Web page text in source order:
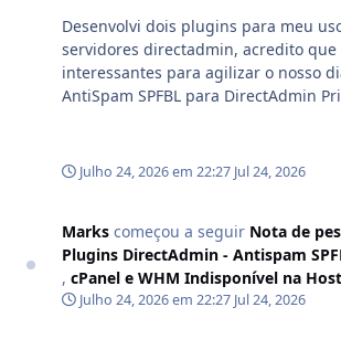
Desenvolvi dois plugins para meu
servidores directadmin, acredito que
interessantes para agilizar o nosso dia a dia.
AntiSpam SPFBL para DirectAdmin
apresentados. Visualização dos
diretamente pela interface.
Seleção entre os domínios
Detecção automática do hostname
Configuração e teste das credenciais
Julho 24, 2026 em 22:27 Jul 24, 2026
Marks começou a seguir Nota de
Plugins DirectAdmin - Antispam
, cPanel e WHM Indisponível na
Julho 24, 2026 em 22:27 Jul 24, 2026